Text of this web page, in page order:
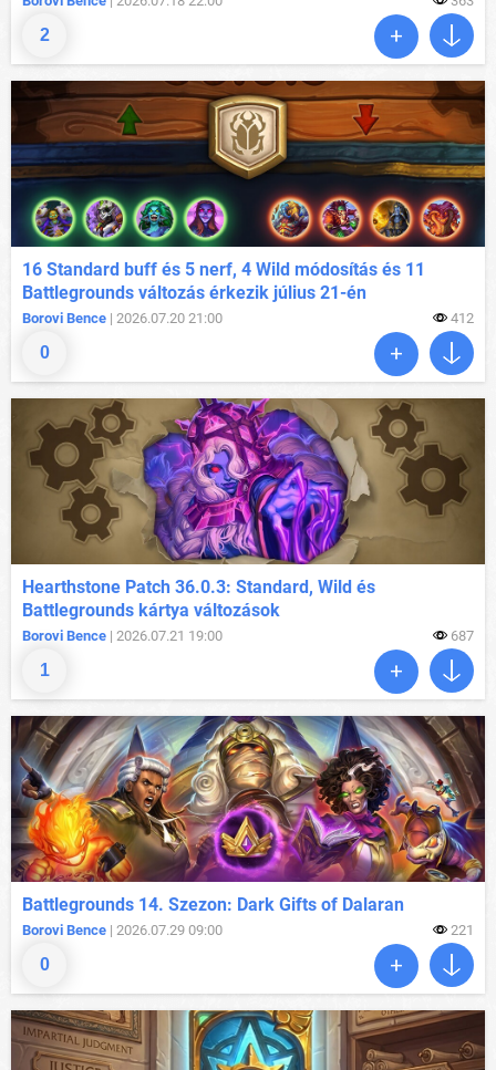
2
0
16 Standard buff és 5 nerf, 4 Wild módosítás és 11
Battlegrounds változás érkezik július 21-én
Borovi Bence | 2026.07.20 21:00 412
1
Hearthstone Patch 36.0.3: Standard, Wild és
Battlegrounds kártya változások
Borovi Bence | 2026.07.21 19:00 687
0
Battlegrounds 14. Szezon: Dark Gifts of Dalaran
Borovi Bence | 2026.07.29 09:00 221